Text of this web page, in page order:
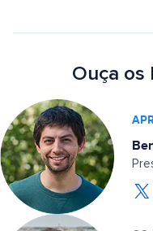
Ouça os